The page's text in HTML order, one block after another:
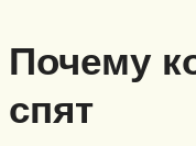
Почему
спят